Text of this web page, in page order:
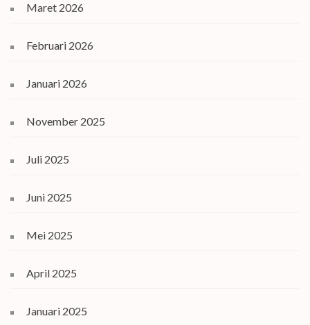
Maret 2026
Februari 2026
Januari 2026
November 2025
Juli 2025
Juni 2025
Mei 2025
April 2025
Januari 2025